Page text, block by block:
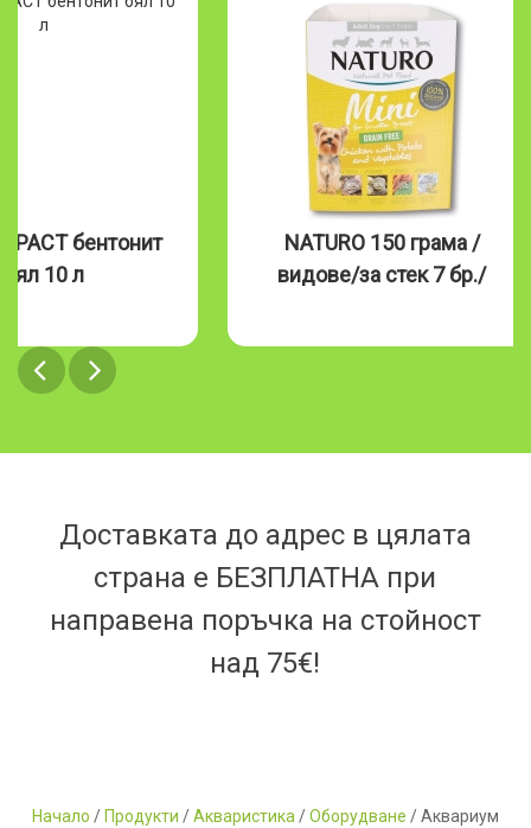
бентонит
бял 10 л
NATURO 150 грама /
видове/за стек 7 бр./
Доставката до адрес в цялата
страна е БЕЗПЛАТНА при
направена поръчка на стойност
над 75€!
Начало / Продукти /Акваристика/Оборудване / Аквариум